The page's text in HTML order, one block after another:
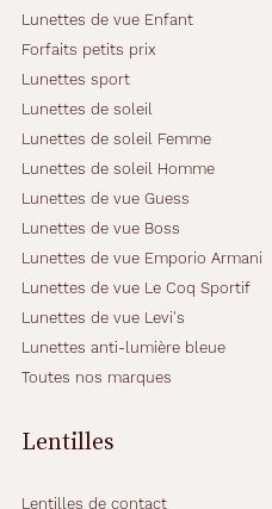
Lunettes de vue Enfant
Forfaits petits prix
Lunettes sport
Lunettes de soleil
Lunettes de soleil Femme
Lunettes de soleil Homme
Lunettes de vue Guess
Lunettes de vue Boss
Lunettes de vue Emporio Armani
Lunettes de vue Le Coq Sportif
Lunettes de vue Levi's
Lunettes anti-lumière bleue
Toutes nos marques
Lentilles
Lentilles de contact